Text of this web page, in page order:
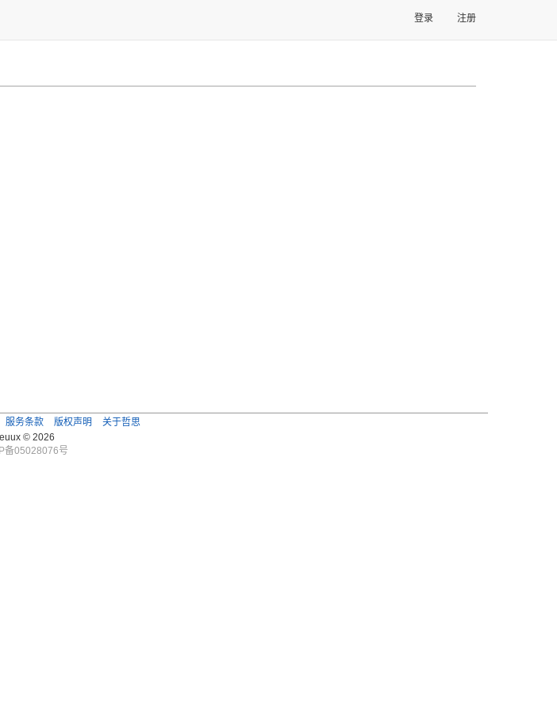
登录 注册
服务条款 版权声明
关于哲思
© 2026
备05028076号